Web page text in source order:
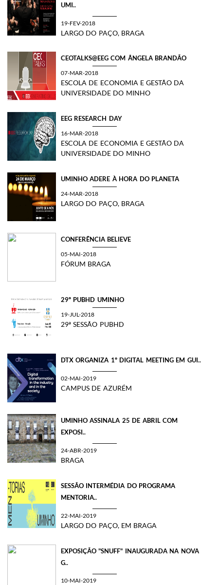
UMI..
19-FEV-2018
LARGO DO PAÇO, BRAGA
CEOTALKS@EEG COM ÂNGELA BRANDÃO
07-MAR-2018
ESCOLA DE ECONOMIA E GESTÃO DA
UNIVERSIDADE DO MINHO
EEG RESEARCH DAY
16-MAR-2018
ESCOLA DE ECONOMIA E GESTÃO DA
UNIVERSIDADE DO MINHO
UMINHO ADERE À HORA DO PLANETA
24-MAR-2018
LARGO DO PAÇO, BRAGA
CONFERÊNCIA BELIEVE
05-MAI-2018
FÓRUM BRAGA
29º PUBHD UMINHO
19-JUL-2018
29ª SESSÃO PUBHD
DTX ORGANIZA 1º DIGITAL MEETING EM GUI..
02-MAI-2019
CAMPUS DE AZURÉM
UMINHO ASSINALA 25 DE ABRIL COM
EXPOSI..
24-ABR-2019
BRAGA
SESSÃO INTERMÉDIA DO PROGRAMA
MENTORIA..
22-MAI-2019
LARGO DO PAÇO, EM BRAGA
EXPOSIÇÃO "SNUFF" INAUGURADA NA NOVA
G..
10-MAI-2019